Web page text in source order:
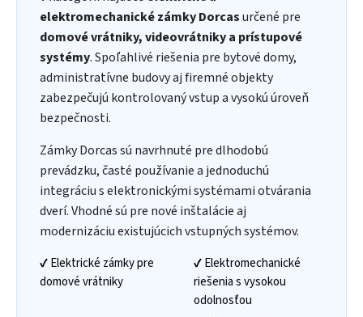
elektromechanické zámky Dorcasurčené pre
domové vrátniky, videovrátniky a prístupové
systémy. Spoľahlivé riešenia pre bytové domy,
administratívne budovy aj firemné objekty
zabezpečujú kontrolovaný vstup a vysokú úroveň
bezpečnosti.
Zámky Dorcas sú navrhnuté pre dlhodobú
prevádzku, časté používanie a jednoduchú
integráciu s elektronickými systémami otvárania
dverí. Vhodné sú pre nové inštalácie aj
modernizáciu existujúcich vstupných systémov.
✔ Elektrické zámky pre
domové vrátniky
✔ Elektromechanické
riešenia s vysokou
odolnosťou